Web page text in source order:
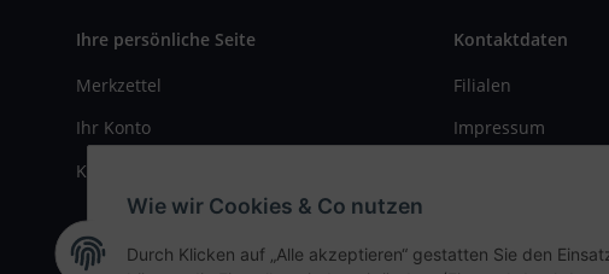
Ihre persönliche Seite
Merkzettel
Ihr Konto
Kasse
Kontaktdaten
Filialen
Impressum
Wie wir Cookies & Co nutzen
Durch Klicken auf „Alle akzeptieren“ gestatten Sie den